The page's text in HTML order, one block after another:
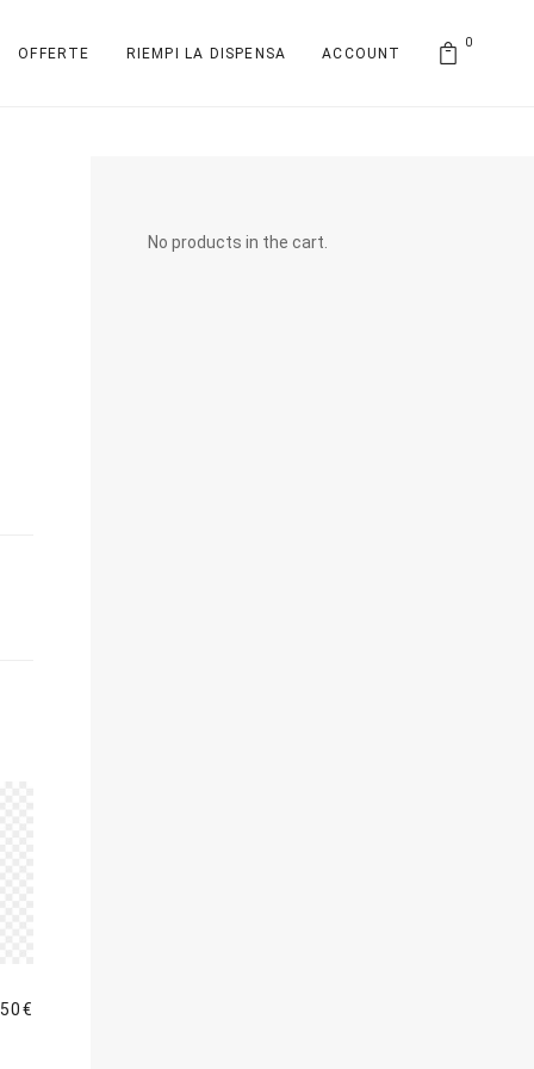
OFFERTE RIEMPI LA DISPENSA ACCOUNT
0
€
No products in the cart.